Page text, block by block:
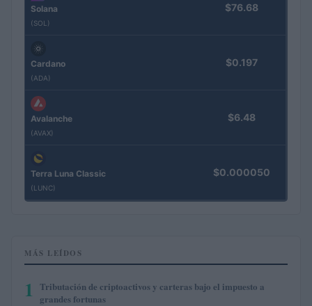
Solana
(SOL)
$76.68
Cardano
(ADA)
$0.197
Avalanche
(AVAX)
$6.48
Terra Luna Classic
(LUNC)
$0.000050
MÁS LEÍDOS
1 Tributación de criptoactivos y carteras bajo el impuesto a
grandes fortunas